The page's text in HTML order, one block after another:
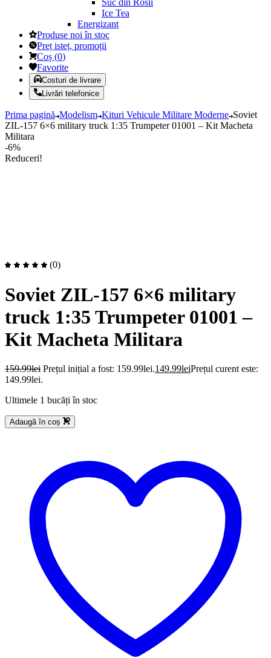
Suc din Rosii
Ice Tea
Energizant
Produse noi în stoc
Preț isteț, promoții
Coș (0)
Favorite
Costuri de livrare
Livrări telefonice
Prima pagină Modelism Kituri Vehicule Militare Moderne Soviet
ZIL-157 6×6 military truck 1:35 Trumpeter 01001 – Kit Macheta
Militara
-6%
Reduceri!
(0)
Soviet ZIL-157 6×6 military
truck 1:35 Trumpeter 01001 –
Kit Macheta Militara
159.99lei Prețul inițial a fost: 159.99lei.149.99leiPrețul curent este:
149.99lei.
Ultimele 1 bucăți în stoc
Adaugă în coș